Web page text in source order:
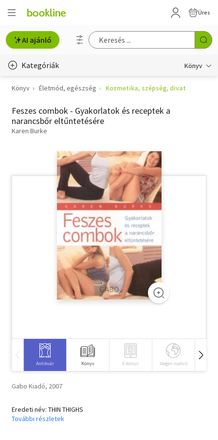
Üres
AI ajánló
Kategóriák Könyv
Életmód, egészség
Erotika
Gyermek- és ifjúsági
Hobbi, szabadidő
Szótár, nyelvkönyv
Tankönyv, segédkönyv
Társadalomtudomány
Természettudomány
Vallás
Könyv Életmód, egészség Kozmetika, szépség, divat
Feszes combok - Gyakorlatok és receptek a
narancsbőr eltűntetésére
Karen Burke
Antikvár Könyv E-könyv Idegen nyelvű
Gabo Kiadó, 2007
Eredeti név: THIN THIGHS
További részletek